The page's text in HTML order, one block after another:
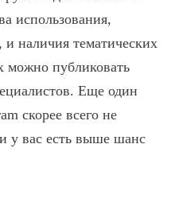
использования,
и наличия тематических
можно публиковать
Еще один
скорее всего не
у вас есть выше шанс